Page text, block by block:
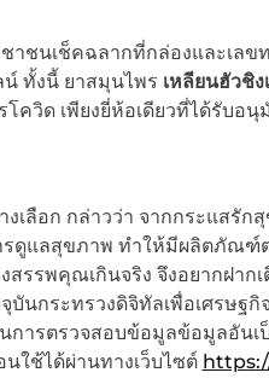
ชนเช็คฉลากที่กล่องและเลข
ทั้งนี้ ยาสมุนไพร เหลียนฮัวชิ
ควิด เพียงยี่ห้อเดียวที่ได้รับอ
เลือก กล่าวว่า จากกระแสรั
ดูแลสุขภาพ ทำให้มีผลิตภัณฑ์
รรพคุณเกินจริง จึงอยากฝาก
นกระทรวงดิจิทัลเพื่อเศรษฐ
ารตรวจสอบข้อมูลข้อมูลอันเ
ใช้ได้ผ่านทางเว็บไซต์